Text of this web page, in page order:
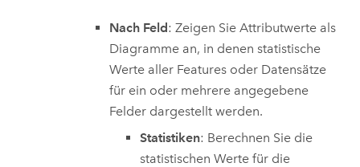
Nach Feld: Zeigen Sie Attributwerte als
Diagramme an, in denen statistische
Werte aller Features oder Datensätze
für ein oder mehrere angegebene
Felder dargestellt werden.
Statistiken: Berechnen Sie die
statistischen Werte für die